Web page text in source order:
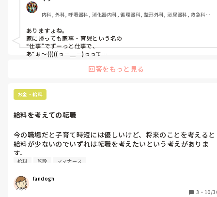
内科, 外科, 呼吸器科, 消化器内科, 循環器科, 整形外科, 泌尿器科, 救急科,
ありますょね。
家に帰っても家事・育児という名の
“仕事”でずーっと仕事で、
あ“ぁ〜(((((っ－＿－)っって
嫌だっていう自分の気持ちを無視しないことです。イイんですよ、嫌
な顔しても(^^)v
そして、
その雰囲気が嫌なんだから離れるのが一番です。
家に帰る前や
“一息”ついてから帰ったり、
コンビニで甘いもの買って
回答をもっと見る
お金・給料
給料を考えての転職
今の職場だと子育て時短には優しいけど、将来のことを考えると
給料が少ないのでいずれは転職を考えたいという考えがありま
す。
恥ずかしいのですが、同じような内容で転職された方いましたら
給料 施設 ママナース
fandogh
3 ・ 10/